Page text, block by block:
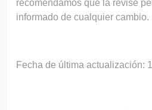
recomendamos que la revise
informado de cualquier cambio.
Fecha de última actualización: